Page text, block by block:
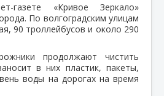
газете «Кривое Зеркало»
По волгоградским улицам
90 троллейбусов и около 290
продолжают чистить
в них пластик, пакеты,
воды на дорогах на время